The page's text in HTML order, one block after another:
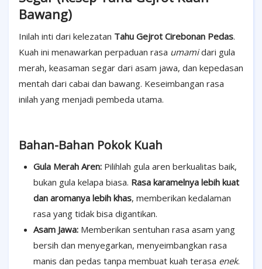
Bawang)
Inilah inti dari kelezatan Tahu Gejrot Cirebonan Pedas.
Kuah ini menawarkan perpaduan rasa umamidari gula
merah, keasaman segar dari asam jawa, dan kepedasan
mentah dari cabai dan bawang. Keseimbangan rasa
inilah yang menjadi pembeda utama.
Bahan-Bahan Pokok Kuah
Gula Merah Aren: Pilihlah gula aren berkualitas baik,
bukan gula kelapa biasa. Rasa karamelnya lebih kuat
dan aromanya lebih khas, memberikan kedalaman
rasa yang tidak bisa digantikan.
Asam Jawa: Memberikan sentuhan rasa asam yang
bersih dan menyegarkan, menyeimbangkan rasa
manis dan pedas tanpa membuat kuah terasa enek.